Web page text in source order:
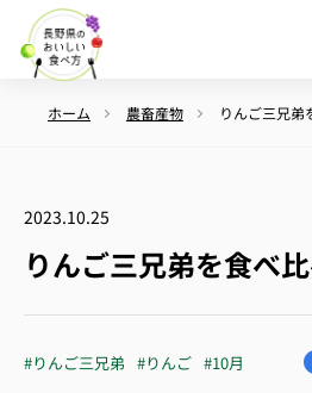
ホーム 農畜産物 りんご三兄弟
2023.10.25
りんご三兄弟を食べ
#りんご三兄弟 #りんご #10月